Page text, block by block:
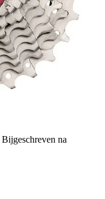
Bijgeschreven na